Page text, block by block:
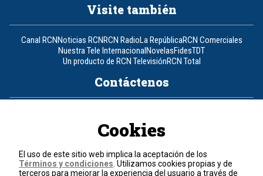
Visite también
Canal RCNNoticias RCNRCN RadioLa RepúblicaRCN Comerciales
Nuestra Tele InternacionalNovelasFidesTDT
Un producto de RCN TelevisiónRCN Total
Contáctenos
Política de cookies
Términos y condiciones
Cookies
El uso de este sitio web implica la aceptación de los
Términos y condiciones . Utilizamos cookies propias y de
terceros para mejorar la experiencia del usuario a través de